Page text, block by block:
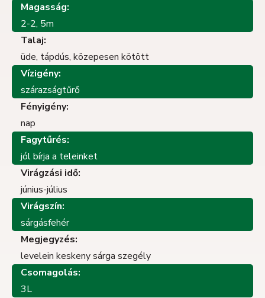
Magasság:
2-2, 5m
Talaj:
üde, tápdús, közepesen kötött
Vízigény:
szárazságtűrő
Fényigény:
nap
Fagytűrés:
jól bírja a teleinket
Virágzási idő:
június-július
Virágszín:
sárgásfehér
Megjegyzés:
levelein keskeny sárga szegély
Csomagolás:
3L